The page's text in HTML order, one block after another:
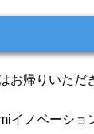
お帰りいただ
イノベーショ